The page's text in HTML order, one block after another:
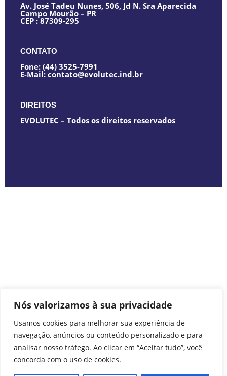
Nós valorizamos à sua privacidade
Usamos cookies para melhorar sua experiência de
navegação, anúncios ou conteúdo personalizado e para
analisar nosso tráfego. Ao clicar em “Aceitar tudo”, você
concorda com o uso de cookies.
Av. José Tadeu Nunes, 506, Jd N. Sra Aparecida
Campo Mourão – PR
CEP : 87309-295
CONTATO
Fone: (44) 3525-7991
E-Mail: contato@evolutec.ind.br
DIREITOS
EVOLUTEC – Todos os direitos reservados